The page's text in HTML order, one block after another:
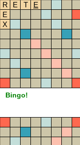
R E T
E
E
X
Bingo!